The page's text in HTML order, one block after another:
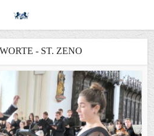
- ST. ZENO